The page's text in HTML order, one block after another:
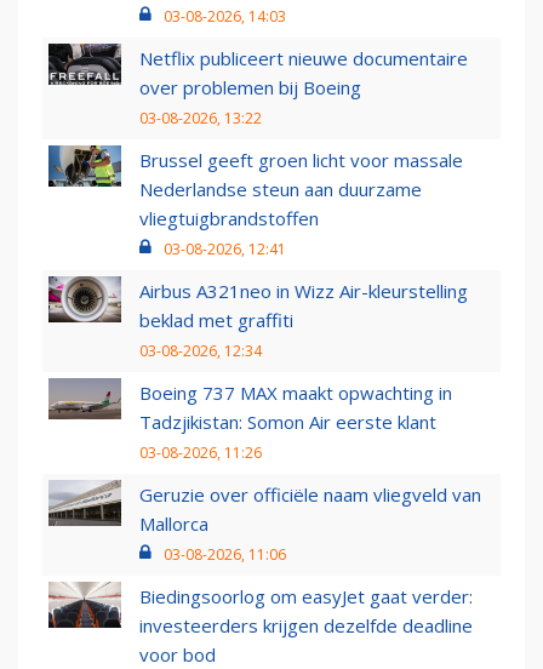
03-08-2026, 14:03
Netflix publiceert nieuwe documentaire
over problemen bij Boeing
03-08-2026, 13:22
Brussel geeft groen licht voor massale
Nederlandse steun aan duurzame
vliegtuigbrandstoffen
03-08-2026, 12:41
Airbus A321neo in Wizz Air-kleurstelling
beklad met graffiti
03-08-2026, 12:34
Boeing 737 MAX maakt opwachting in
Tadzjikistan: Somon Air eerste klant
03-08-2026, 11:26
Geruzie over officiële naam vliegveld van
Mallorca
03-08-2026, 11:06
Biedingsoorlog om easyJet gaat verder:
investeerders krijgen dezelfde deadline
voor bod